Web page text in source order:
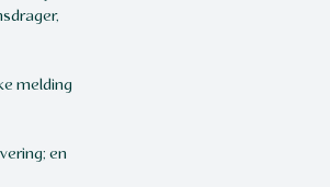
melding
en